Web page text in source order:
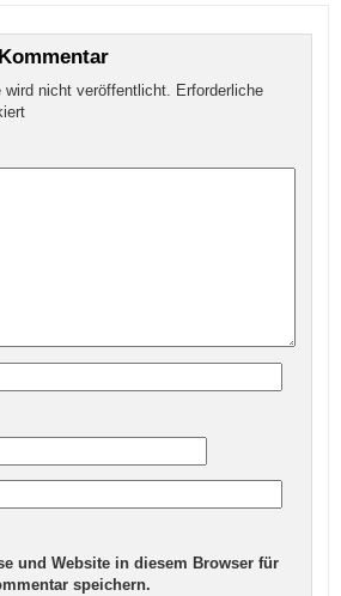
nicht veröffentlicht.
Erforderliche
und Website in diesem Browser für
speichern.